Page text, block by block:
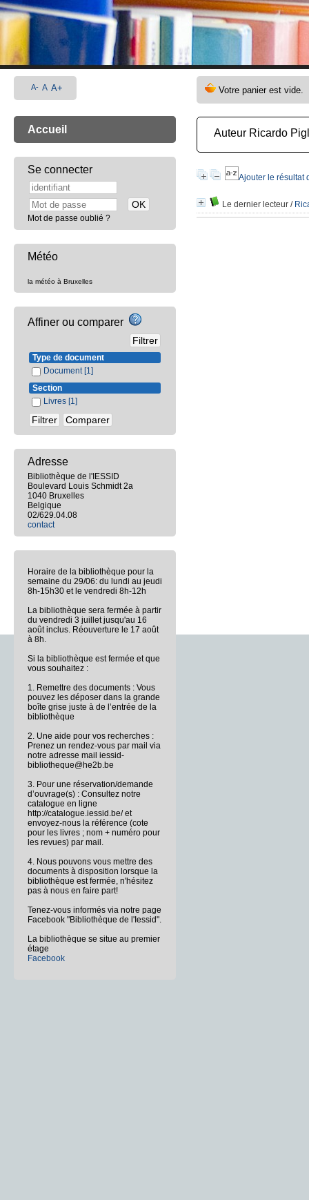
Auteur Ricardo
Ajouter le résultat
Le dernier lecteur /
A- A A+
Accueil
Se connecter
Mot de passe oublié ?
Météo
la météo à Bruxelles
Affiner ou comparer
Type de document
Document [1]
Section
Livres [1]
Adresse
Bibliothèque de l'IESSID
Boulevard Louis Schmidt 2a
1040 Bruxelles
Belgique
02/629.04.08
contact
Horaire de la bibliothèque pour la
semaine du 29/06: du lundi au jeudi
8h-15h30 et le vendredi 8h-12h
La bibliothèque sera fermée à partir
du vendredi 3 juillet jusqu'au 16
août inclus. Réouverture le 17 août
à 8h.
Si la bibliothèque est fermée et que
vous souhaitez :
1. Remettre des documents : Vous
pouvez les déposer dans la grande
boîte grise juste à de l’entrée de la
bibliothèque
2. Une aide pour vos recherches :
Prenez un rendez-vous par mail via
notre adresse mail iessid-
bibliotheque@he2b.be
3. Pour une réservation/demande
d’ouvrage(s) : Consultez notre
catalogue en ligne
http://catalogue.iessid.be/ et
envoyez-nous la référence (cote
pour les livres ; nom + numéro pour
les revues) par mail.
4. Nous pouvons vous mettre des
documents à disposition lorsque la
bibliothèque est fermée, n'hésitez
pas à nous en faire part!
Tenez-vous informés via notre page
Facebook "Bibliothèque de l'Iessid".
La bibliothèque se situe au premier
étage
Facebook